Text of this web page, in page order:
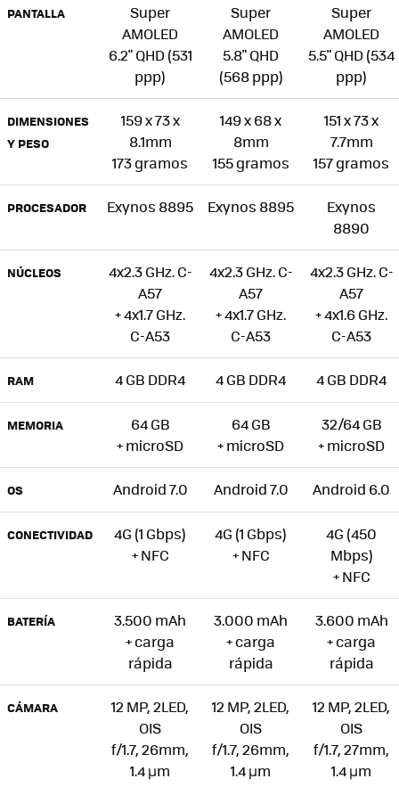
PANTALLA
Super
AMOLED
6.2" QHD (531
ppp)
Super
AMOLED
5.8" QHD
(568 ppp)
Super
AMOLED
5.5" QHD (534
ppp)
DIMENSIONES
Y PESO
159 x 73 x
8.1mm
173 gramos
149 x 68 x
8mm
155 gramos
151 x 73 x
7.7mm
157 gramos
PROCESADOR Exynos 8895 Exynos 8895
Exynos
8890
NÚCLEOS
4x2.3 GHz. C-
A57
+ 4x1.7 GHz.
C-A53
4x2.3 GHz. C-
A57
+ 4x1.7 GHz.
C-A53
4x2.3 GHz. C-
A57
+ 4x1.6 GHz.
C-A53
RAM 4 GB DDR4 4 GB DDR4 4 GB DDR4
MEMORIA
64 GB
+ microSD
64 GB
+ microSD
32/64 GB
+ microSD
OS Android 7.0 Android 7.0 Android 6.0
CONECTIVIDAD
4G (1 Gbps)
+ NFC
4G (1 Gbps)
+ NFC
4G (450
Mbps)
+ NFC
BATERÍA
3.500 mAh
+ carga
rápida
3.000 mAh
+ carga
rápida
3.600 mAh
+ carga
rápida
CÁMARA
12 MP, 2LED,
OIS
f/1.7, 26mm,
1.4 µm
12 MP, 2LED,
OIS
f/1.7, 26mm,
1.4 µm
12 MP, 2LED,
OIS
f/1.7, 27mm,
1.4 µm